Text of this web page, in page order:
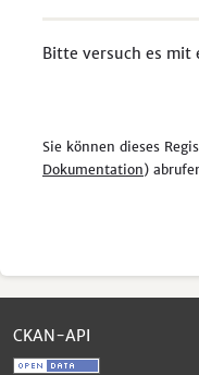
Bitte versuch es mit
Sie können dieses
Dokumentation)
CKAN-API